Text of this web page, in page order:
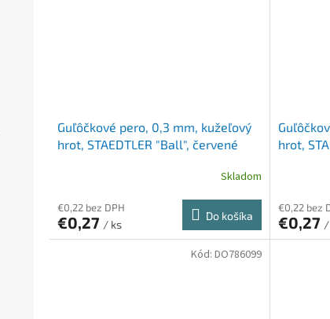
Guľôčkové pero, 0,3 mm, kužeľový
hrot, STAEDTLER "Ball", červené
Skladom
€0,22 bez DPH
€0,27 / ks
Do košíka
hrot,
€0,22 bez
€0,27 /
Kód: DO786099